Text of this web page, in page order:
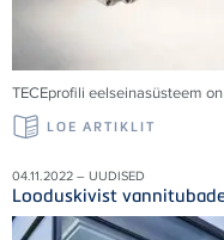
TECEprofili eelseinasüsteem
LOE ARTIKLIT
04.11.2022 – UUDISED
Looduskivist